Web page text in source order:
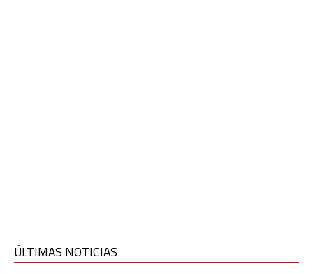
ÚLTIMAS NOTICIAS